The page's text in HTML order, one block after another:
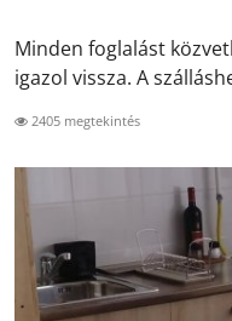
Minden foglalást
igazol vissza. A
2405 megtekintés